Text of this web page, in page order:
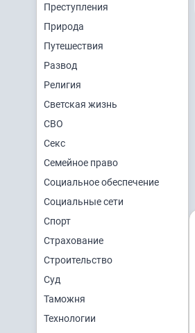
Преступления
Природа
Путешествия
Развод
Религия
Светская жизнь
СВО
Секс
Семейное право
Социальное обеспечение
Социальные сети
Спорт
Страхование
Строительство
Суд
Таможня
Технологии